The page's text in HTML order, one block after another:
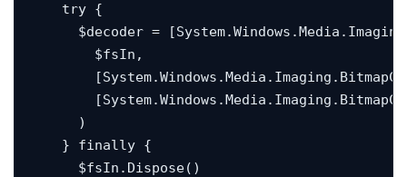
    try {
$decoder =
        $fsIn,
      )
    } finally {
      $fsIn.Dispose()